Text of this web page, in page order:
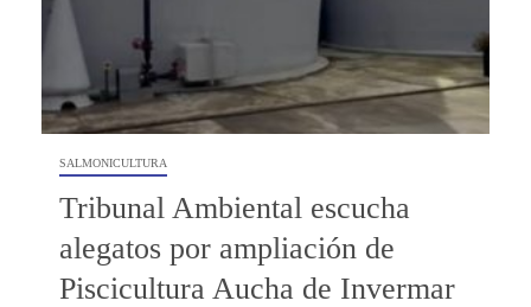
SALMONICULTURA
Tribunal Ambiental escucha
alegatos por ampliación de
Piscicultura Aucha de Invermar